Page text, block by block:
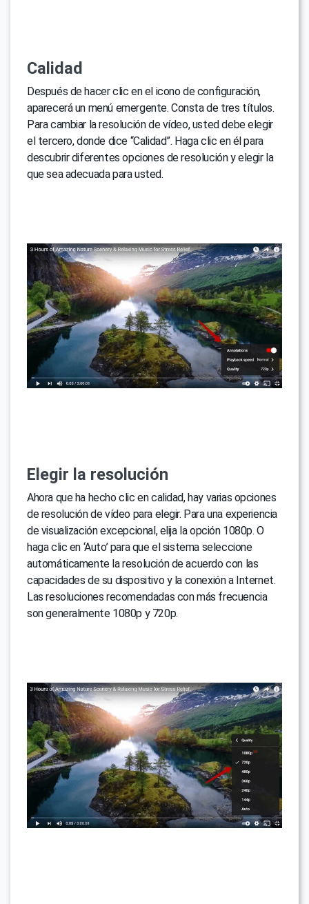
Calidad
Después de hacer clic en el icono de configuración,
aparecerá un menú emergente. Consta de tres títulos.
Para cambiar la resolución de vídeo, usted debe elegir
el tercero, donde dice “Calidad”. Haga clic en él para
descubrir diferentes opciones de resolución y elegir la
que sea adecuada para usted.
Elegir la resolución
Ahora que ha hecho clic en calidad, hay varias opciones
de resolución de vídeo para elegir. Para una experiencia
de visualización excepcional, elija la opción 1080p. O
haga clic en ‘Auto’ para que el sistema seleccione
automáticamente la resolución de acuerdo con las
capacidades de su dispositivo y la conexión a Internet.
Las resoluciones recomendadas con más frecuencia
son generalmente 1080p y 720p.